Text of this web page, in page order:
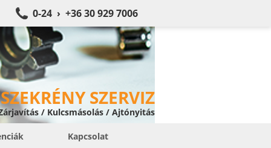
0-24 › +36 30 929 7006
SZERVIZ
/ Kulcsmásolás / Ajtónyitás
Kapcsolat